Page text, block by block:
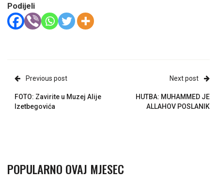
Podijeli
Previous post
FOTO: Zavirite u Muzej Alije
Izetbegovića
Next post
HUTBA: MUHAMMED JE
ALLAHOV POSLANIK
POPULARNO OVAJ MJESEC